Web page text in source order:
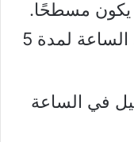
يكون مسطحًا.
المشي بسرعة 2 ميل في الساعة لمدة 5
بسرعة 9 إلى 10 ميل في الساعة